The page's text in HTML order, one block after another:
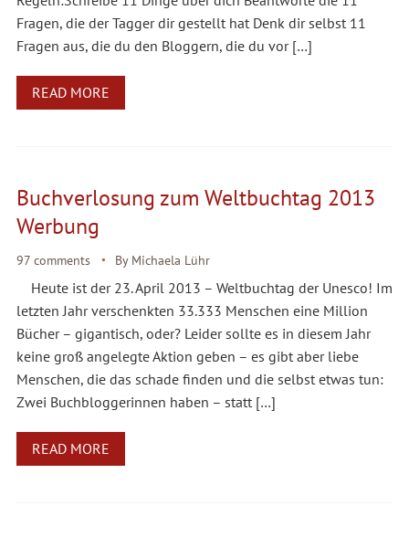
Fragen, die der Tagger dir gestellt hat Denk dir selbst 11
Fragen aus, die du den Bloggern, die du vor […]
READ MORE
Buchverlosung zum Weltbuchtag 2013
Werbung
97 comments By Michaela Lühr
Heute ist der 23. April 2013 – Weltbuchtag der Unesco! Im
letzten Jahr verschenkten 33.333 Menschen eine Million
Bücher – gigantisch, oder? Leider sollte es in diesem Jahr
keine groß angelegte Aktion geben – es gibt aber liebe
Menschen, die das schade finden und die selbst etwas tun:
Zwei Buchbloggerinnen haben – statt […]
READ MORE